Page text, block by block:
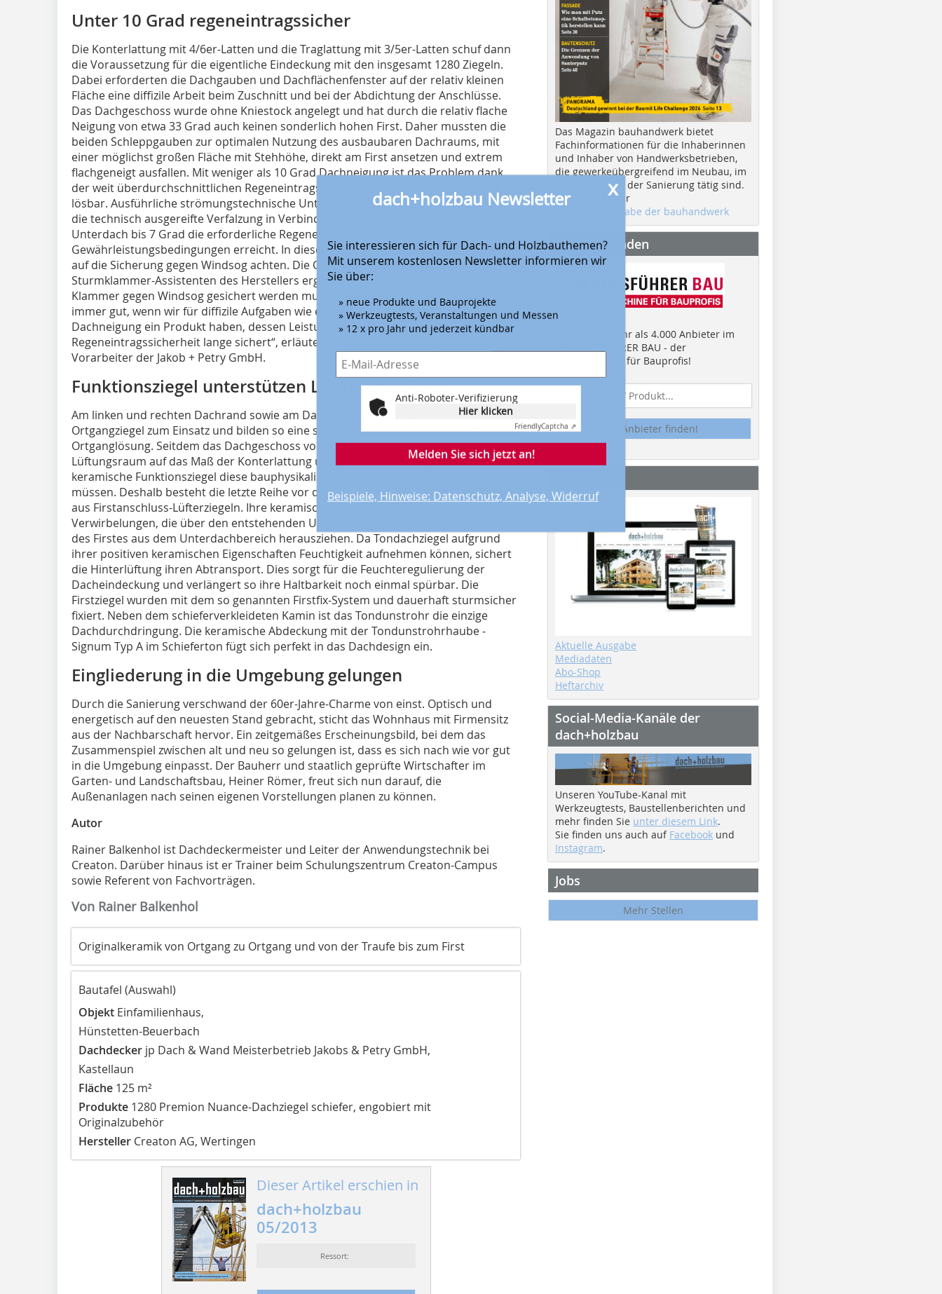
Unter 10 Grad regeneintragssicher
Die Konterlattung mit 4/6er-Latten und die Trag­lattung mit 3/5er-Latten schuf dann
die Voraussetzung für die eigentliche Eindeckung mit den insgesamt 1280 Ziegeln.
Dabei erforderten die Dachgauben und Dachflächenfenster auf der relativ kleinen
Fläche eine diffizile Arbeit beim Zuschnitt und bei der Abdichtung der Anschlüsse.
Das Dachgeschoss wurde ohne Kniestock angelegt und hat durch die relativ flache
Neigung von etwa 33 Grad auch keinen sonderlich hohen First. Daher mussten die
beiden Schleppgauben zur optimalen Nutzung des ausbaubaren Dachraums, mit
einer möglichst großen Fläche mit Stehhöhe, direkt am First ansetzen und extrem
flachgeneigt ausfallen. Mit weniger als 10 Grad Dachneigung ist das Problem dank
der weit überdurchschnittlichen Regeneintragsicherheit des Premion-Dachziegels
lösbar. Ausführliche strömungstechnische Untersuchungen haben bestätigt, dass
die technisch ausgereifte Verfalzung in Verbindung mit einem wasserdichten
Unterdach bis 7 Grad die erforderliche Regeneintragsicherheit innerhalb der
Gewährleistungsbedingungen erreicht. In diesem Bereich muss man auch verstärkt
auf die Sicherung gegen Windsog achten. Die Online-Berechnung mit dem
Sturmklammer-Assistenten des Herstellers ergab, dass jeder dritte Ziegel mit einer
Klammer gegen Windsog gesichert werden musste. „Für uns Dachdecker ist es
immer gut, wenn wir für diffizile Aufgaben wie eine Schleppgaube mit minimaler
Dachneigung ein Produkt haben, dessen Leistungsreserve auch hier die nötige
Regeneintragssicherheit lange sichert“, erläutert Dachdeckergeselle Jens Dornau,
Vorarbeiter der Jakob + Petry GmbH.
Funktionsziegel unterstützen Lüftungsfunktion
Am linken und rechten Dachrand sowie am Dachrand der Schleppgauben kamen
Ortgangziegel zum Einsatz und bilden so eine schöne und dauerhafte vollkeramische
Ortganglösung. Seitdem das Dachgeschoss voll ausgebaut ist, beschränkt sich der
Lüftungsraum auf das Maß der Konterlattung und ist damit so klein, dass
keramische Funktionsziegel diese bauphysikalisch wichtige Funktion unterstützen
müssen. Deshalb besteht die letzte Reihe vor dem First auf beiden Satteldachflächen
aus Firstanschluss-Lüfterziegeln. Ihre keramischen Spoiler am Kopf erzeugen
Verwirbelungen, die über den entstehenden Unterdruck die Luft auf beiden Seiten
des Firstes aus dem Unterdachbereich herausziehen. Da Tondachziegel aufgrund
ihrer positiven keramischen Eigenschaften Feuchtigkeit aufnehmen können, sichert
die Hinterlüftung ihren Abtransport. Dies sorgt für die Feuchteregulierung der
Dache­indeckung und verlängert so ihre Haltbarkeit noch einmal spürbar. Die
Firstziegel wurden mit dem so ­genannten Firstfix-System und dauerhaft sturmsicher
fixiert. Neben dem schieferverkleideten Kamin ist das Tondunstrohr die einzige
Dachdurchdringung. Die keramische Abdeckung mit der Tondunstrohrhaube ­
Signum Typ A im Schieferton fügt sich perfekt in das Dachdesign ein.
Eingliederung in die Umgebung gelungen
Durch die Sanierung verschwand der 60er-Jahre-Charme von einst. Optisch und
energetisch auf den neuesten Stand gebracht, sticht das Wohnhaus mit Firmensitz
aus der Nachbarschaft hervor. Ein zeitgemäßes Erscheinungsbild, bei dem das
Zusammenspiel zwischen alt und neu so gelungen ist, dass es sich nach wie vor gut
in die Umgebung einpasst. Der Bauherr und staatlich geprüfte Wirtschafter im
Garten- und Landschaftsbau, Heiner Römer, freut sich nun darauf, die
Außenanlagen nach seinen eigenen Vorstellungen planen zu können.
Autor
Rainer Balkenhol ist Dachdeckermeister und Leiter der Anwendungstechnik bei
Creaton. Darüber hinaus ist er Trainer beim Schulungszentrum Creaton-Campus
sowie Referent von Fachvorträgen.
Von Rainer Balkenhol
Originalkeramik von Ortgang zu Ortgang und von der Traufe bis zum First
Bautafel (Auswahl)
Objekt Einfamilienhaus,
Hünstetten-Beuerbach
Dachdecker jp Dach & Wand Meisterbetrieb Jakobs & Petry GmbH,
Kastellaun
Fläche 125 m²
Produkte 1280 Premion Nuance-Dachziegel schiefer, engobiert mit
Originalzubehör
Hersteller Creaton AG, Wertingen
Dieser Artikel erschien in
dach+holzbau
05/2013
Ressort:
x
dach+holzbau Newsletter
Sie interessieren sich für Dach- und Holzbauthemen?
Mit unserem kostenlosen Newsletter informieren wir
Sie über:
» neue Produkte und Bauprojekte
» Werkzeugtests, Veranstaltungen und Messen
» 12 x pro Jahr und jederzeit kündbar
Anti-Roboter-Verifizierung
Hier klicken
FriendlyCaptcha ⇗
Melden Sie sich jetzt an!
Beispiele, Hinweise: Datenschutz, Analyse, Widerruf
Das Magazin bauhandwerk bietet
Fachinformationen für die Inhaberinnen
und Inhaber von Handwerksbetrieben,
die gewerkeübergreifend im Neubau, im
Ausbau und in der Sanierung tätig sind.
Hier geht es zur
aktuellen Ausgabe der bauhandwerk
Anbieter finden
Finden Sie mehr als 4.000 Anbieter im
EINKAUFSFÜHRER BAU - der
Suchmaschine für Bauprofis!
Anbieter finden!
Aktuelle Ausgabe
Mediadaten
Abo-Shop
Heftarchiv
Social-Media-Kanäle der
dach+holzbau
Unseren YouTube-Kanal mit
Werkzeugtests, Baustellenberichten und
mehr finden Sie unter diesem Link.
Sie finden uns auch auf Facebook und
Instagram.
Jobs
Mehr Stellen